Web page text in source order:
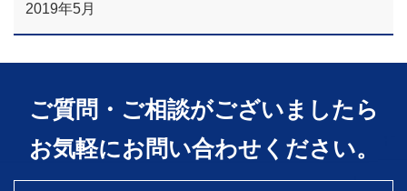
2019年5月
ご質問・ご相談がございましたら
お気軽にお問い合わせください。